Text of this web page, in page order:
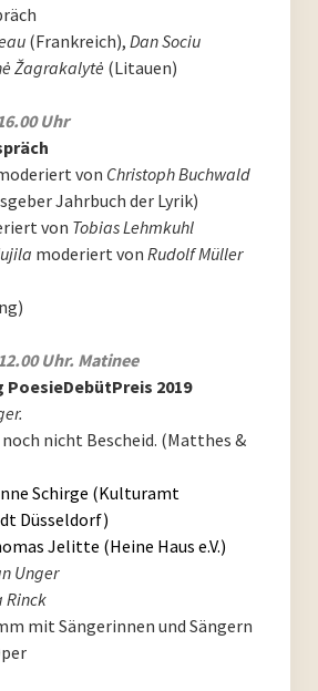
Düsseldorf
(Frankreich), Dan Sociu
Žagrakalytė (Litauen)
Uhr
von Christoph Buchwald
Jahrbuch der Lyrik)
von Tobias Lehmkuhl
moderiert von Rudolf Müller
Uhr. Matinee
2019
nicht Bescheid. (Matthes &
Schirge (Kulturamt
Düsseldorf)
Jelitte (Heine Haus e.V.)
Unger
Rinck
mit Sängerinnen und Sängern